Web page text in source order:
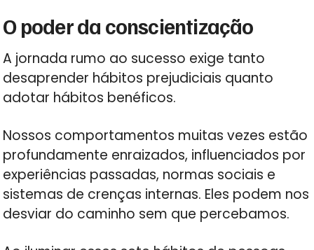
O poder da conscientização
A jornada rumo ao sucesso exige tanto
desaprender hábitos prejudiciais quanto
adotar hábitos benéficos.
Nossos comportamentos muitas vezes estão
profundamente enraizados, influenciados por
experiências passadas, normas sociais e
sistemas de crenças internas. Eles podem nos
desviar do caminho sem que percebamos.